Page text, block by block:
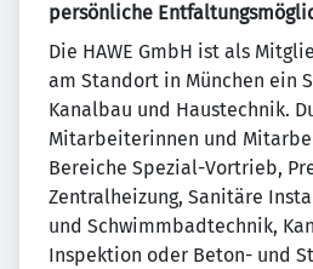
persönliche
Die HAWE GmbH ist als
am Standort in München ein
Kanalbau und Haustechnik.
Mitarbeiterinnen und
Bereiche Spezial-Vortrieb,
Zentralheizung, Sanitäre
und Schwimmbadtechnik,
Inspektion oder Beton- und